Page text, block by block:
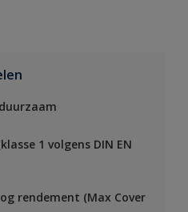
1 volgens DIN EN
rendement (Max Cover